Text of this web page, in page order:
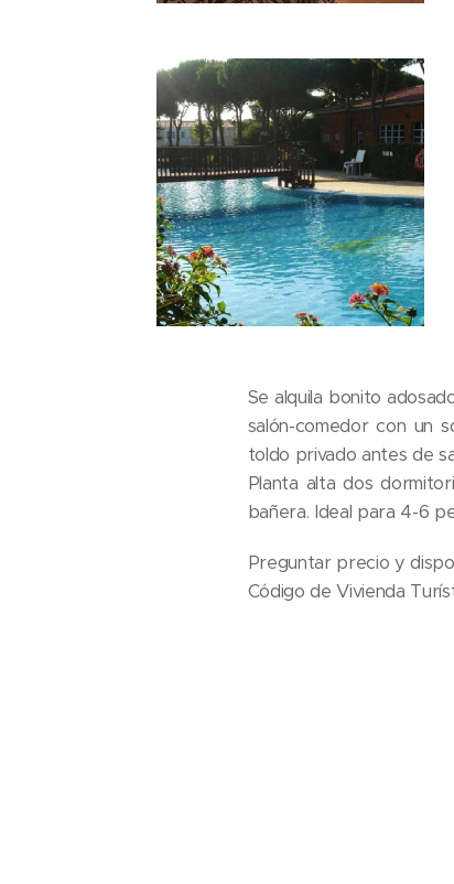
Se alquila bonito
salón-comedor con un
toldo privado antes de
Planta alta dos
bañera. Ideal para 4-6
Preguntar precio y
Código de Vivienda